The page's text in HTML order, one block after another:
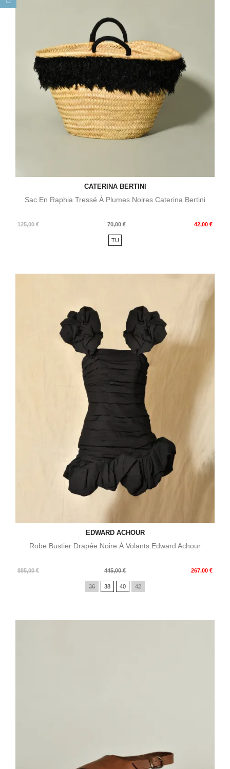
CATERINA BERTINI
Sac En Raphia Tressé À Plumes Noires Caterina Bertini
125,00 €
Prix
70,00 € 42,00 €
Prix
TU
EDWARD ACHOUR
Robe Bustier Drapée Noire À Volants Edward Achour
885,00 €
Prix
445,00 € 267,00 €
Prix
36 38 40 42